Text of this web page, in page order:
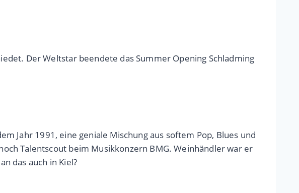
Der Weltstar beendete das Summer Opening Schladming
Jahr 1991, eine geniale Mischung aus softem Pop, Blues und
Talentscout beim Musikkonzern BMG. Weinhändler war er
das auch in Kiel?